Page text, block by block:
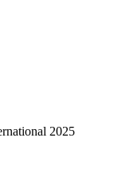
2025